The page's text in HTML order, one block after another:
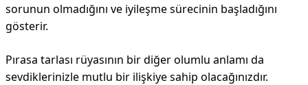
sorunun olmadığını ve iyileşme sürecinin başladığını
gösterir.
Pırasa tarlası rüyasının bir diğer olumlu anlamı da
sevdiklerinizle mutlu bir ilişkiye sahip olacağınızdır.